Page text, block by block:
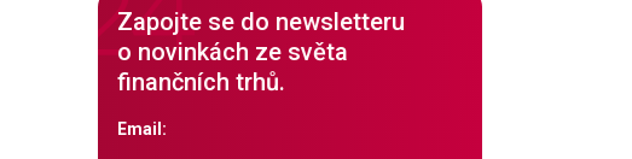
Zapojte se do newsletteru
o novinkách ze světa
finančních trhů.
Email: